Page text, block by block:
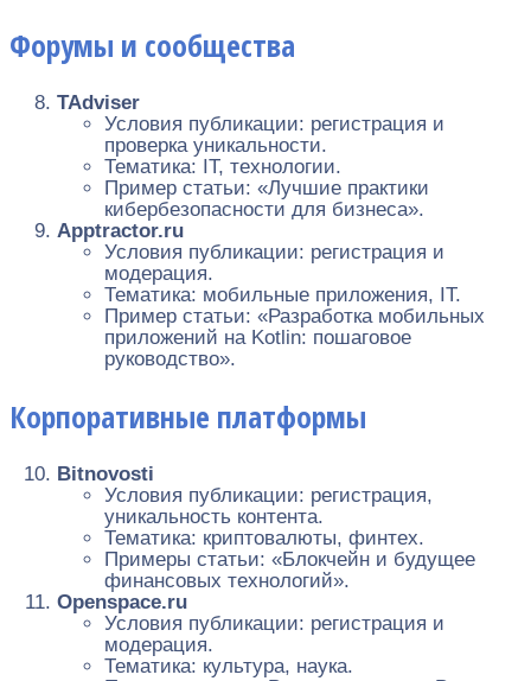
Форумы и сообщества
TAdviser
Условия публикации: регистрация и
проверка уникальности.
Тематика: IT, технологии.
Пример статьи: «Лучшие практики
кибербезопасности для бизнеса».
Apptractor.ru
Условия публикации: регистрация и
модерация.
Тематика: мобильные приложения, IT.
Пример статьи: «Разработка мобильных
приложений на Kotlin: пошаговое
руководство».
Корпоративные платформы
Bitnovosti
Условия публикации: регистрация,
уникальность контента.
Тематика: криптовалюты, финтех.
Примеры статьи: «Блокчейн и будущее
финансовых технологий».
Openspace.ru
Условия публикации: регистрация и
модерация.
Тематика: культура, наука.